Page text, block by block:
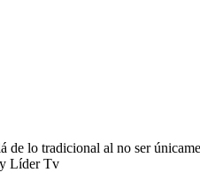
lo tradicional al no ser
Líder Tv